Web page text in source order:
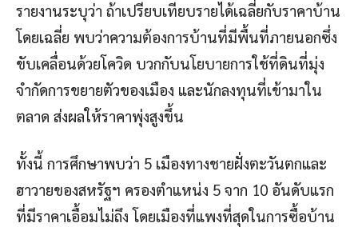
รายงานระบุว่า ถ้าเปรียบเทียบรายได้เฉลี่ยกับราคาบ้าน
โดยเฉลี่ย พบว่าความต้องการบ้านที่มีพื้นที่ภายนอกซึ่ง
ขับเคลื่อนด้วยโควิด บวกกับนโยบายการใช้ที่ดินที่มุ่ง
จำกัดการขยายตัวของเมือง และนักลงทุนที่เข้ามาใน
ตลาด ส่งผลให้ราคาพุ่งสูงขึ้น
ทั้งนี้ การศึกษาพบว่า 5 เมืองทางชายฝั่งตะวันตกและ
ฮาวายของสหรัฐฯ ครองตำแหน่ง 5 จาก 10 อันดับแรก
ที่มีราคาเอื้อมไม่ถึง โดยเมืองที่แพงที่สุดในการซื้อบ้าน